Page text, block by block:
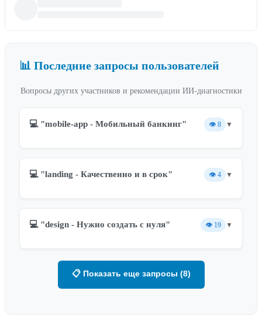
📊 Последние запросы пользователей
Вопросы других участников и рекомендации ИИ-диагностики
💻 "mobile-app - Мобильный банкинг" 👁️ 8 ▼
💻 "landing - Качественно и в срок" 👁️ 4 ▼
💻 "design - Нужно создать с нуля" 👁️ 19 ▼
📋 Показать еще запросы (8)